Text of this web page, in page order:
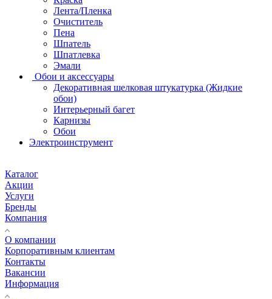
Лента/Пленка
Очиститель
Пена
Шпатель
Шпатлевка
Эмали
Обои и аксессуары
Декоративная шелковая штукатурка (Жидкие
обои)
Интерьерный багет
Карнизы
Обои
Электроинструмент
Каталог
Акции
Услуги
Бренды
Компания
О компании
Корпоративным клиентам
Контакты
Вакансии
Информация